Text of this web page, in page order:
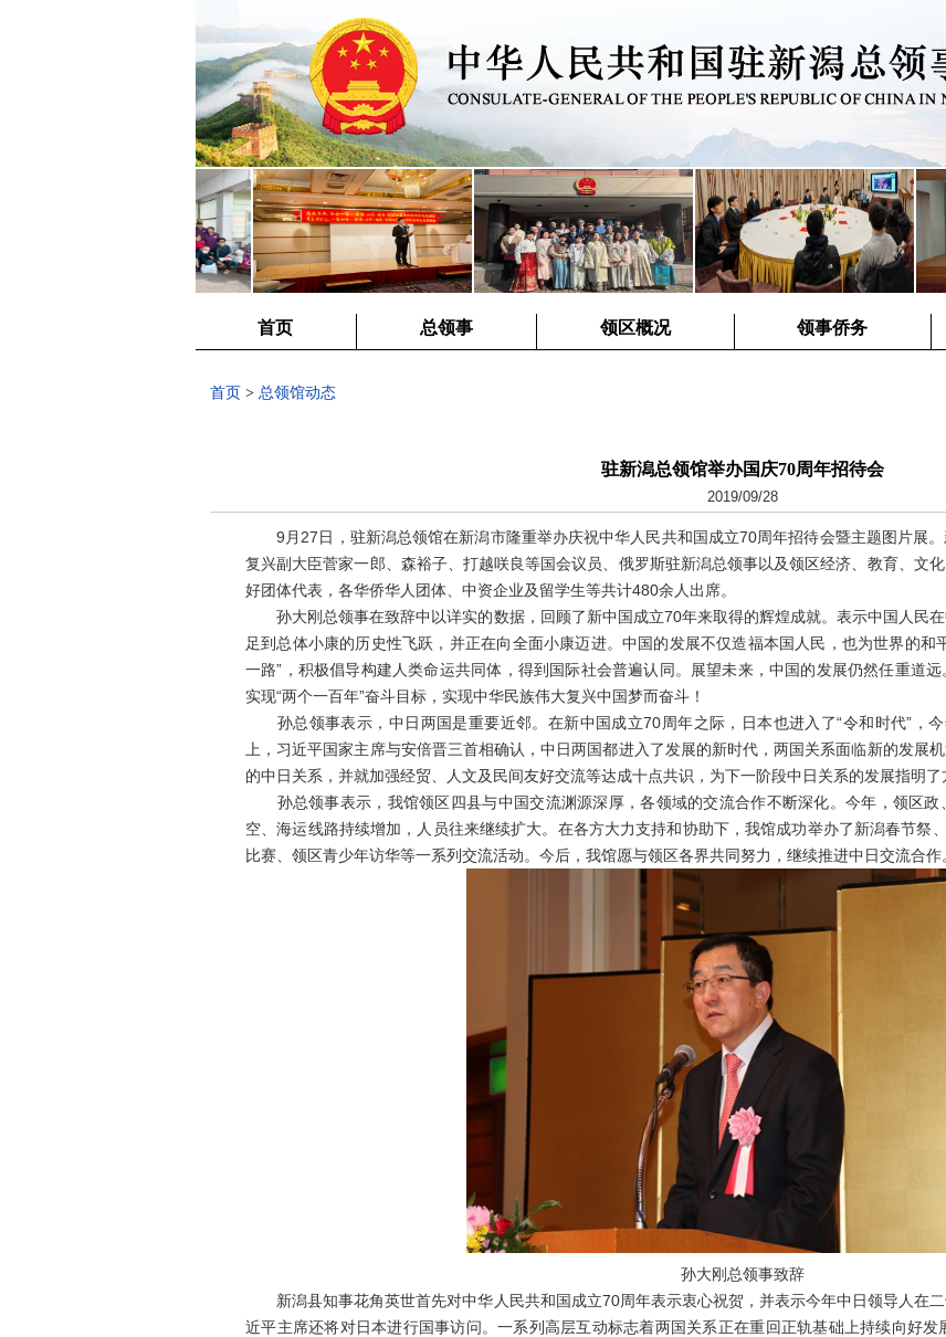
首页 总领事 领区概况 领事侨务
首页 > 总领馆动态
驻新潟总领馆举办国庆70周年招待会
2019/09/28
9月27日，驻新潟总领馆在新潟市隆重举办庆祝中华人民共和国成立70周年招待会暨主题图片展。
复兴副大臣菅家一郎、森裕子、打越咲良等国会议员、俄罗斯驻新潟总领事以及领区经济、教育、文
好团体代表，各华侨华人团体、中资企业及留学生等共计480余人出席。
孙大刚总领事在致辞中以详实的数据，回顾了新中国成立70年来取得的辉煌成就。表示中国人民
足到总体小康的历史性飞跃，并正在向全面小康迈进。中国的发展不仅造福本国人民，也为世界的和
一路”，积极倡导构建人类命运共同体，得到国际社会普遍认同。展望未来，中国的发展仍然任重道
实现“两个一百年”奋斗目标，实现中华民族伟大复兴中国梦而奋斗！
孙总领事表示，中日两国是重要近邻。在新中国成立70周年之际，日本也进入了“令和时代”，
上，习近平国家主席与安倍晋三首相确认，中日两国都进入了发展的新时代，两国关系面临新的发展
的中日关系，并就加强经贸、人文及民间友好交流等达成十点共识，为下一阶段中日关系的发展指明了
孙总领事表示，我馆领区四县与中国交流渊源深厚，各领域的交流合作不断深化。今年，领区政
空、海运线路持续增加，人员往来继续扩大。在各方大力支持和协助下，我馆成功举办了新潟春节祭
比赛、领区青少年访华等一系列交流活动。今后，我馆愿与领区各界共同努力，继续推进中日交流合作
孙大刚总领事致辞
新潟县知事花角英世首先对中华人民共和国成立70周年表示衷心祝贺，并表示今年中日领导人在
近平主席还将对日本进行国事访问。一系列高层互动标志着两国关系正在重回正轨基础上持续向好